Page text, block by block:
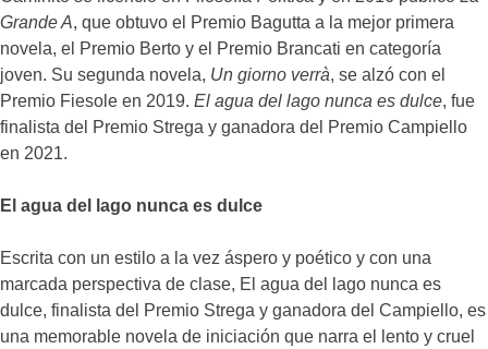
Grande A, que obtuvo el Premio Bagutta a la mejor primera
novela, el Premio Berto y el Premio Brancati en categoría
joven. Su segunda novela, Un giorno verrà, se alzó con el
Premio Fiesole en 2019. El agua del lago nunca es dulce, fue
finalista del Premio Strega y ganadora del Premio Campiello
en 2021.
El agua del lago nunca es dulce
Escrita con un estilo a la vez áspero y poético y con una
marcada perspectiva de clase, El agua del lago nunca es
dulce, finalista del Premio Strega y ganadora del Campiello, es
una memorable novela de iniciación que narra el lento y cruel